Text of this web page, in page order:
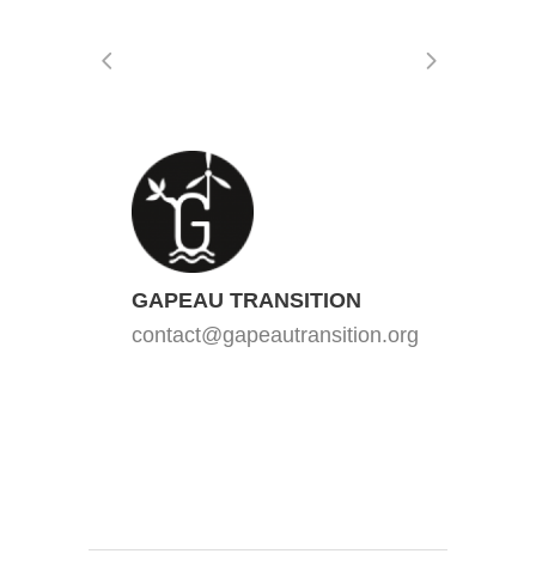
GAPEAU TRANSITION
contact@gapeautransition.org